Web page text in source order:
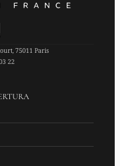
75011 Paris
22